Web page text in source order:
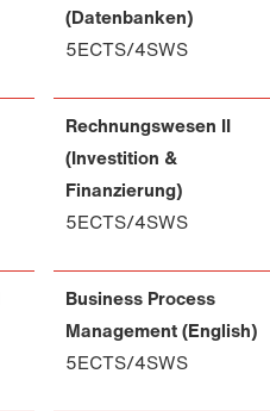
(Datenbanken)
5ECTS/4SWS
Rechnungswesen II
(Investition &
Finanzierung)
5ECTS/4SWS
Business Process
Management (English)
5ECTS/4SWS